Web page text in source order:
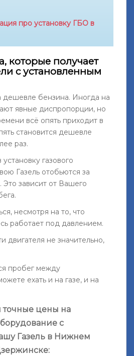
про установку ГБО в
которые получает
с установленным
дешевле бензина. Иногда на
явные диспропорции, но
всё опять приходит в
становится дешевле
раз.
газового
Газель отобьются за
Это зависит от Вашего
несмотря на то, что
работает под давлением.
двигателя не значительно,
пробег между
ехать и на газе, и на
цены на
с
Газель в Нижнем